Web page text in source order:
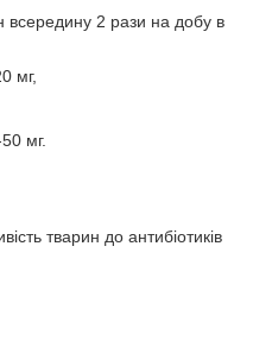
всередину 2 рази на добу в
мг,
мг.
тварин до антибіотиків